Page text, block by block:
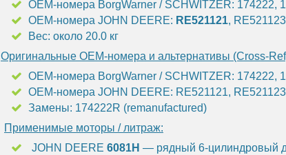
OEM-номера BorgWarner / SCHWITZER: 174222,
OEM-номера JOHN DEERE: RE521121, RE521123
Вес: около 20.0 кг
Оригинальные OEM-номера и альтернативы (Cross-
OEM-номера BorgWarner / SCHWITZER: 174222,
OEM-номера JOHN DEERE: RE521121, RE521123
Замены: 174222R (remanufactured)
Применимые моторы / литраж:
JOHN DEERE 6081H — рядный 6-цилиндровый